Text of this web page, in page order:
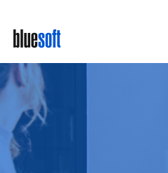
main
content